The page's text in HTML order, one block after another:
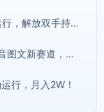
AI智能广告挂机，躺赚新模式 设备托管运行，解放双手持续变现
外面卖188的AI伪记录片掘金全攻略，抖音图文新赛道，轻松涨粉变现，拿创作者伙伴计划收益【文档】
行，月入2W！